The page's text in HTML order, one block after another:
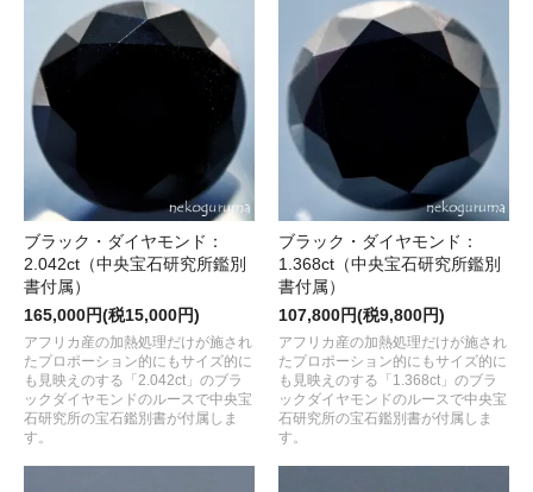
ブラック・ダイヤモンド：
2.042ct（中央宝石研究所鑑別
書付属）
165,000円(税15,000円)
アフリカ産の加熱処理だけが施され
たプロポーション的にもサイズ的に
も見映えのする「2.042ct」のブラ
ックダイヤモンドのルースで中央宝
石研究所の宝石鑑別書が付属しま
す。
ブラック・ダイヤモンド：
1.368ct（中央宝石研究所鑑別
書付属）
107,800円(税9,800円)
アフリカ産の加熱処理だけが施され
たプロポーション的にもサイズ的に
も見映えのする「1.368ct」のブラ
ックダイヤモンドのルースで中央宝
石研究所の宝石鑑別書が付属しま
す。